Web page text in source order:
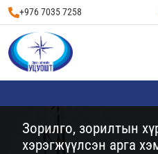
+976 7035 7258
Зорилго, зорилтын
хэрэгжүүлсэн арга